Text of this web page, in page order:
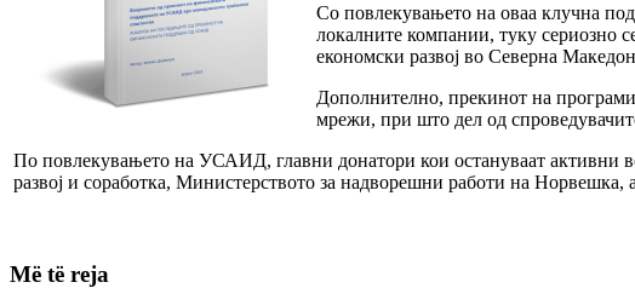
Со повлекувањето на оваа клучна
локалните компании, туку сериозно
економски развој во Северна
Дополнително, прекинот на
мрежи, при што дел од
По повлекувањето на УСАИД, главни донатори кои остануваат активни
развој и соработка, Министерството за надворешни работи на
Më të reja